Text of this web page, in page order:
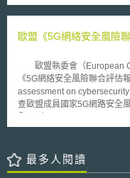
關 ( 構 ) 共同成立技術控股公
申請。除了提出申請書外，
司幹部之履歷」各1份，其中
出資內容及比例、事業計畫
結果通知申請人。若許可該
術控股公司成立許可書」；
術控股公司成立後，仍可另
股份；子公司得為「股份公司」或「有限
之企業公開 3.子公司和其它公司間之合併、子公司股份之全部或一部之賣
出、子公司營業之全部或一部讓與
会），研議「農業AI利用契
業AI利用契約指引檢討會」
品、服務契約基本事項︰說
權，契約要件（契約目的及
念；(3)農業AI產品、服務契
意事項，以及利用AI等新技
歐盟《5G網絡安全風險
歐盟執委會（European
《5G網絡安全風險聯合評
assessment on
查歐盟成員國家5G網路安全
ENISA）後續進一步分析歐
是5G軟體重要組成部分與5G
所帶來的安全性更新；(2)供
最多人閱讀